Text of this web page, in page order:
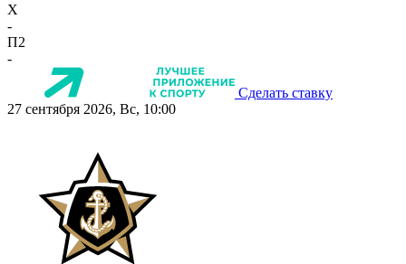
X
-
П2
-
Сделать ставку
27 сентября 2026, Вс, 10:00